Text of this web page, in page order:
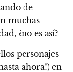
de
muchas
¿no es así?
personajes
ahora!) en